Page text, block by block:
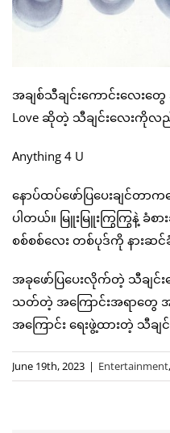
အချစ်သီချင်းကောင်းလေးတွေ
Love ဆိုတဲ့ သီချင်းလေးကိုလည်
Anything 4 U
နောပ်ထပ်ဖော်ပြပေးချင်တာက
ပါတယ်။ မြူးမြူးကြွကြွနဲ့ ခံစ
စစ်စစ်လေး တစ်ပုဒ်ကို နားဆင်
အခုဖော်ပြပေးလိုက်တဲ့ သီချင်း
သတ်တဲ့ အကြောင်းအရာတွေ
အကြောင်း ရေးဖွဲ့ထားတဲ့ သီချ
June 19th, 2023 | Entertainment,